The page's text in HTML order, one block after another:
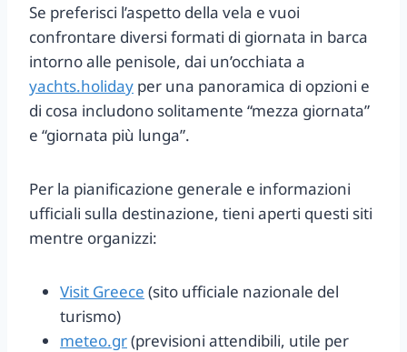
Se preferisci l’aspetto della vela e vuoi
confrontare diversi formati di giornata in barca
intorno alle penisole, dai un’occhiata a
yachts.holiday per una panoramica di opzioni e
di cosa includono solitamente “mezza giornata”
e “giornata più lunga”.
Per la pianificazione generale e informazioni
ufficiali sulla destinazione, tieni aperti questi siti
mentre organizzi:
Visit Greece (sito ufficiale nazionale del
turismo)
meteo.gr(previsioni attendibili, utile per